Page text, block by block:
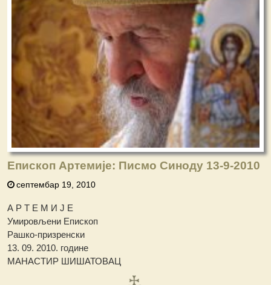
Епископ Артемије: Писмо Синоду 13-9-2010
септембар 19, 2010
А Р Т Е М И Ј Е
Умировљени Епископ
Рашко-призренски
13. 09. 2010. године
МАНАСТИР ШИШАТОВАЦ